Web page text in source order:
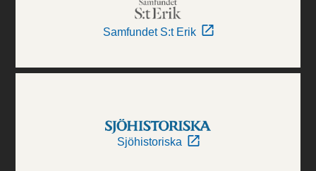
Samfundet S:t Erik
Sjöhistoriska